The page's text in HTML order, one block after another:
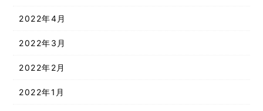
2022年4月
2022年3月
2022年2月
2022年1月